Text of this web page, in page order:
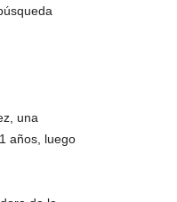
una
años, luego